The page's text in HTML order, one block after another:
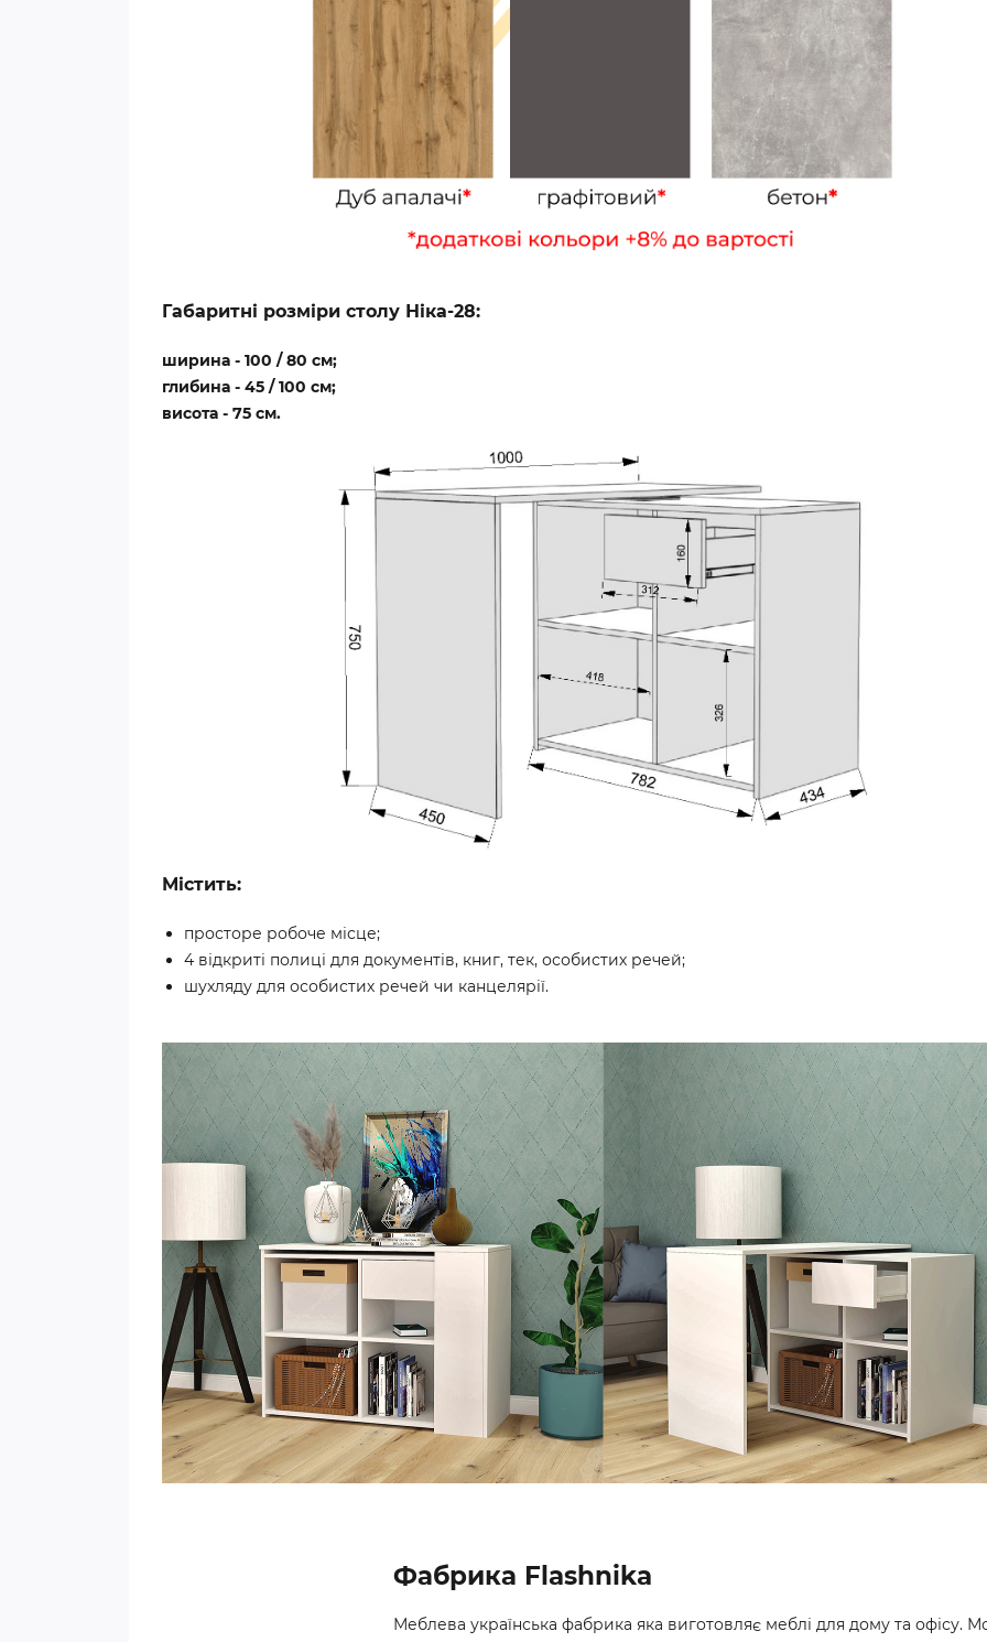
Габаритні розміри столу Ніка-28:
ширина - 100 / 80 см;
глибина - 45 / 100 см;
висота - 75 см.
Містить:
просторе робоче місце;
4 відкриті полиці для документів, книг, тек, особистих речей;
шухляду для особистих речей чи канцелярії.
Фабрика Flashnika
Меблева українська фабрика яка виготовляє меблі для дому та офісу.